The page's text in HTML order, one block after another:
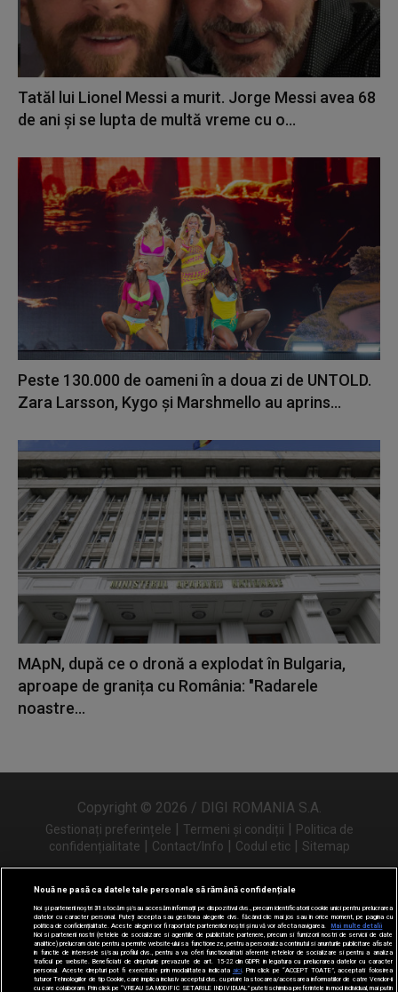
Tatăl lui Lionel Messi a murit. Jorge Messi avea 68
de ani și se lupta de multă vreme cu o...
Peste 130.000 de oameni în a doua zi de UNTOLD.
Zara Larsson, Kygo și Marshmello au aprins...
MApN, după ce o dronă a explodat în Bulgaria,
aproape de granița cu România: "Radarele
noastre...
Copyright © 2026 / DIGI ROMANIA S.A.
Gestionați preferințele | Termeni și condiții | Politica de
confidențialitate | Contact/Info | Codul etic | Sitemap
Urmărește-ne și pe
Nouă ne pasă ca datele tale personale să rămână confidențiale
Noi și partenerii noștri31 stocăm și/sau accesăm informații pe dispozitivul dvs., precum identificatorii cookie unici pentru prelucrarea
datelor cu caracter personal. Puteți accepta sau gestiona alegerile dvs. făcând clic mai jos sau în orice moment, pe pagina cu
politica de confidențialitate. Aceste alegeri vor fi raportate partenerilor noștri și nu vă vor afecta navigarea.
Mai multe detalii
Noi si partenerii nostri (retelele de socializare si agentiile de publicitate partenere, precum si furnizorii nostri de servicii de date
analitice) prelucram date pentru a permite website-ului sa functioneze, pentru a personaliza continutul si anunturile publicitare afisate
in functie de interesele si/sau profilul dvs., pentru a va oferi functionalitati aferente retelelor de socializare si pentru a analiza
traficul pe website. Beneficiati de drepturile prevazute de art. 15-22 din GDPR in legatura cu prelucrarea datelor cu caracter
personal. Aceste drepturi pot fi exercitate prin modalitatea indicata aici. Prin click pe “ACCEPT TOATE”, acceptati folosirea
tuturor Tehnologiilor de tip Cookie, care implica inclusiv acceptul dvs. cu privire la stocarea/accesarea informatiilor de catre Vendor-ii
cu care colaboram. Prin click pe “VREAU SA MODIFIC SETARILE INDIVIDUAL” puteti schimba preferintele in mod individual, mai putin